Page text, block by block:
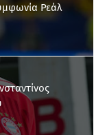
Ρεάλ